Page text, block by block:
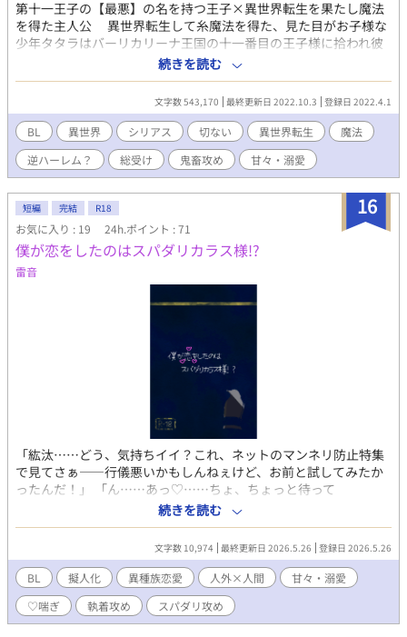
第十一王子の【最悪】の名を持つ王子×異世界転生を果たし魔法
を得た主人公 異世界転生して糸魔法を得た、見た目がお子様な
少年タタラはバーリカリーナ王国の十一番目の王子様に拾われ彼
を護る守護魔導師となる。 人の心を見通す力を得た暴君である
王子と、健気でちょっと泣き虫な少年の恋が…前作で始まり今作
では波乱の展開と共に進む。 裏切り、信仰、純愛、真実…様々
な壁が二人を阻み…最後に用意された闇を見た時 きっと世界
は、彼を引き止めることなど出来ないのだろう。 【将来的にR18
ですが、こちら物語重視となってます】 ※←ややR18系 ※※←ガ
ッツリR18系 ．
続きを読む
文字数 543,170 最終更新日 2022.10.3 登録日 2022.4.1
BL 異世界 シリアス 切ない 異世界転生
魔法
逆ハーレム？
総受け 鬼畜攻め 甘々・溺愛
16
短編 完結 R18
お気に入り : 19 24h.ポイント : 71
僕が恋をしたのはスパダリカラス様!?
雷音
「紘汰……どう、気持ちイイ？これ、ネットのマンネリ防止特集
で見てさぁ――行儀悪いかもしんねぇけど、お前と試してみたか
ったんだ！」 「ん……あっ♡……ちょ、ちょっと待って
ぇ……！！」 ベッド上で交わるのは、幼い顔立ちにコンプレック
スを抱く心優しき男……紘汰と、“元カラス”の青年、クロ。 2人
（正しくは1人と1羽）の出会いは3年前の大寒波。 紘汰に甲斐甲
斐しく世話をされたクロは、鳥獣の神様のお陰で人間となり、 カ
ラス時代には“ついてなかった”ペ●スに大興奮。 人間よりも寿命
の短いカラス＝クロにとって自分は“おじさん”になるだろうから
と【交尾】を恥ずかしがる紘汰を言葉巧みに翻弄し――⁉ 全4話
完結済 成人向け（R18）※R描写（セリフ）は直接表現です※
続きを読む
文字数 10,974 最終更新日 2026.5.26 登録日 2026.5.26
BL 擬人化 異種族恋愛 人外×人間
甘々・溺愛
♡喘ぎ
執着攻め スパダリ攻め